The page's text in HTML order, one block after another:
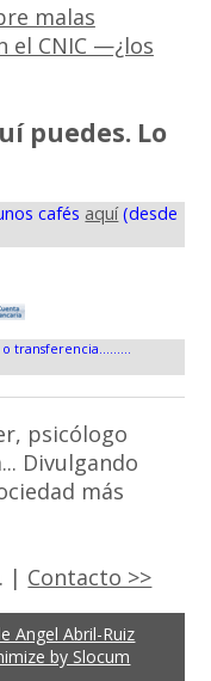
malas
el CNIC —¿los
puedes. Lo
cafés aquí(desde
transferencia.........
psicólogo
Divulgando
más
| Contacto >>
Angel Abril-Ruiz
by Slocum